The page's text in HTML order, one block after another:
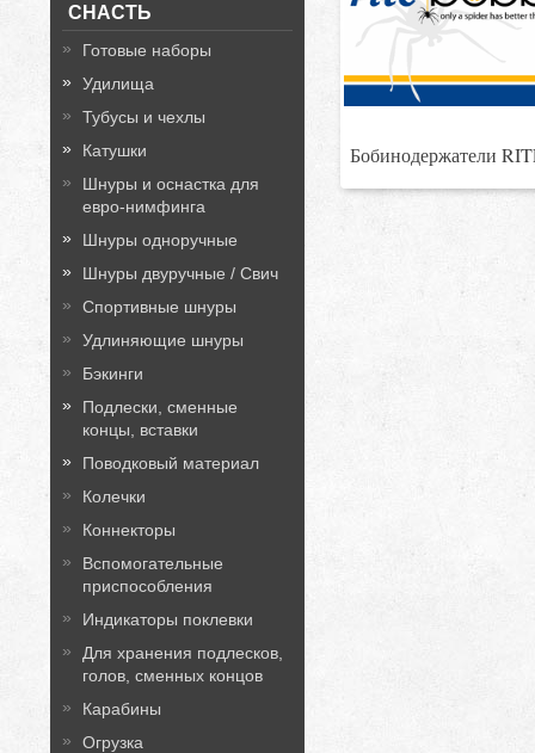
СНАСТЬ
Готовые наборы
Удилища
Тубусы и чехлы
Катушки
Шнуры и оснастка для
евро-нимфинга
Шнуры одноручные
Шнуры двуручные / Свич
Спортивные шнуры
Удлиняющие шнуры
Бэкинги
Подлески, сменные
концы, вставки
Поводковый материал
Колечки
Коннекторы
Вспомогательные
приспособления
Индикаторы поклевки
Для хранения подлесков,
голов, сменных концов
Карабины
Огрузка
Бобинодержатели